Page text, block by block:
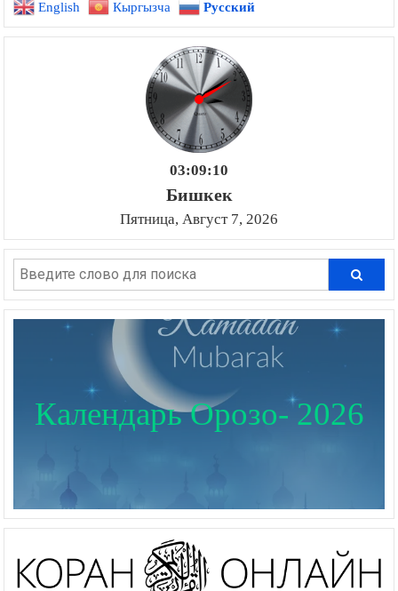
English Кыргызча Русский
03:09:11
Бишкек
Пятница, Август 7, 2026
Календарь Орозо- 2026